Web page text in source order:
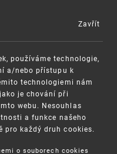
MENU
používáme technologie,
a/nebo přístupu k
technologiemi nám
je chování při
webu. Nesouhlas
a funkce našeho
pro každý druh cookies.
o souborech cookies
Zavřít